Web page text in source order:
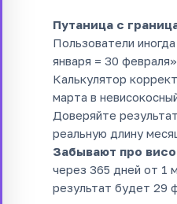
Путаница с
Пользователи
января = 30
Калькулятор
марта в
Доверяйте
реальную длину
Забывают про
через 365 дней от 1
результат будет 29